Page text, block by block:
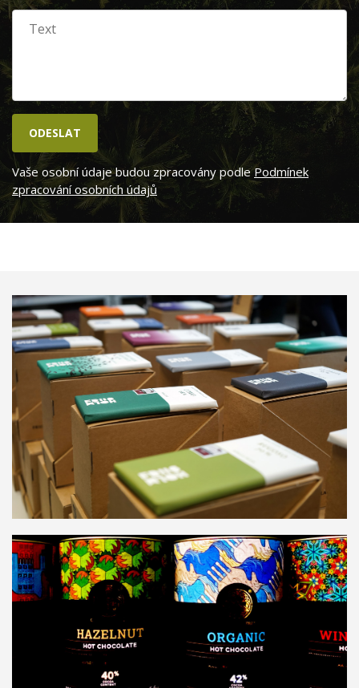
Vaše osobní údaje budou zpracovány podlePodmínek
zpracování osobních údajů